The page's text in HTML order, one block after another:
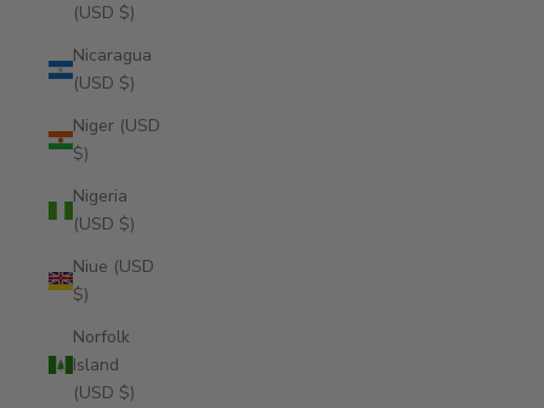
(USD $)
Nicaragua
(USD $)
Niger (USD
$)
Nigeria
(USD $)
Niue (USD
$)
Norfolk
Island
(USD $)